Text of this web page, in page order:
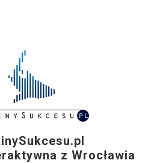
z Wrocławia